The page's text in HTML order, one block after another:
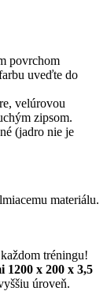
povrchom
uveďte do
velúrovou
zipsom.
(jadro nie je
materiálu.
tréningu!
1200 x 200 x 3,5
úroveň.